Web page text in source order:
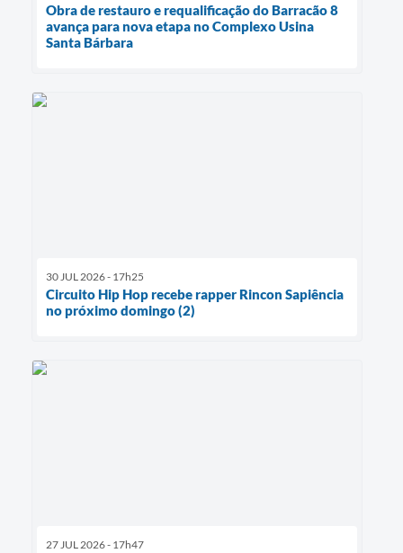
Obra de restauro e requalificação do Barracão 8
avança para nova etapa no Complexo Usina
Santa Bárbara
30 JUL 2026 - 17h25
Circuito Hip Hop recebe rapper Rincon Sapiência
no próximo domingo (2)
27 JUL 2026 - 17h47